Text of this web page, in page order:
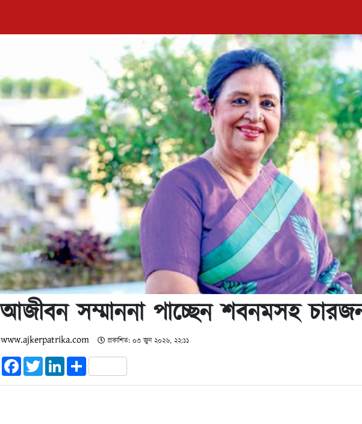
আজীবন সম্মাননা পাচ্ছেন শবনমসহ
www.ajkerpatrika.com প্রকাশিত: ০৩ জুন ২০২৬, ২২:১১
FacebookTwitterLinkedInShare